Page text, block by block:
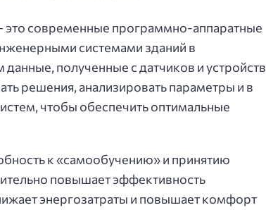
это современные программно-аппаратные
системами зданий в
полученные с датчиков и устройств
решения, анализировать параметры и в
чтобы обеспечить оптимальные
к «самообучению» и принятию
повышает эффективность
энергозатраты и повышает комфорт